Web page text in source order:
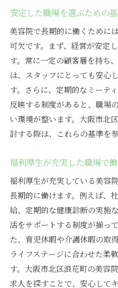
安定した職場を選ぶための
美容院で長期的に働くために
可欠です。まず、経営が安定
す。常に一定の顧客層を持ち
は、スタッフにとっても安心
す。さらに、定期的なミーテ
反映する制度があると、職場
い環境が整います。大阪市北
討する際は、これらの基準を
福利厚生が充実した職場で
福利厚生が充実している美容
長期的に働けます。例えば、
給、定期的な健康診断の実施
活をサポートする制度が揃っ
た、育児休暇や介護休暇の取
ライフステージに合わせた柔
す。大阪市北区浪花町の美容
求人を探すことで、安心して